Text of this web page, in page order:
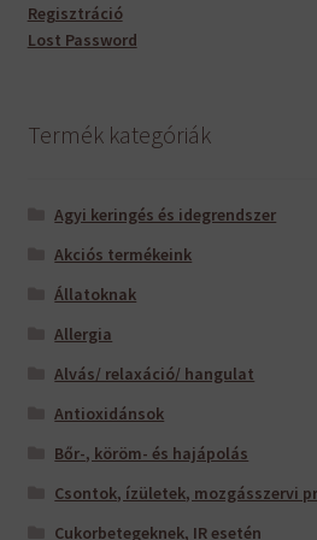
Regisztráció
Lost Password
Termék kategóriák
Agyi keringés és idegrendszer
Akciós termékeink
Állatoknak
Allergia
Alvás/ relaxáció/ hangulat
Antioxidánsok
Bőr-, köröm- és hajápolás
Csontok, ízületek, mozgásszervi
Cukorbetegeknek, IR esetén